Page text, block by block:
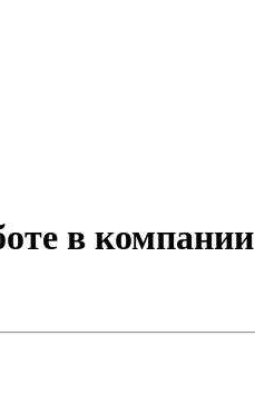
в компании